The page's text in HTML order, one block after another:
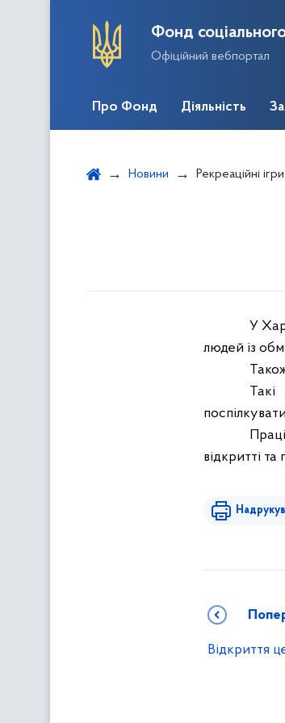
Фонд
Офіційний вебпортал
Про Фонд Діяльність
Новини Рекреаційні
У
людей із
відкритті та
Відкриття